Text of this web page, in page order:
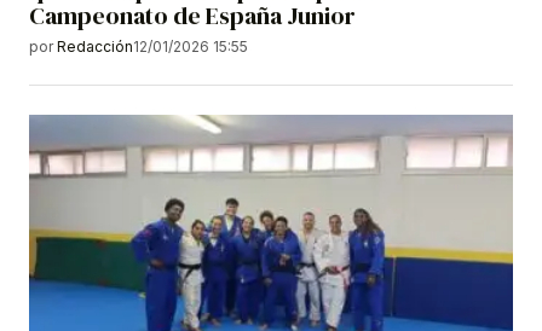
Campeonato de España Junior
por Redacción12/01/2026 15:55